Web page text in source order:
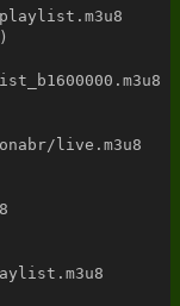
live.m3u8